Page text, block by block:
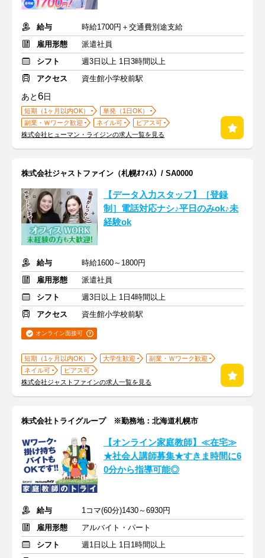
給与
時給1700円＋交通費別途支給
雇用形態
派遣社員
シフト
週3日以上 1日3時間以上
アクセス
資生館小学校前駅
あと6日
短期（1ヶ月以内OK）
単発（1日OK）
副業・Ｗワーク歓迎
ネイル可
ピアス可
株式会社ヒューマン・ライジンの求人一覧を見る
株式会社ジャストファイン（札幌ｵﾌｨｽ）/ SA0000
【データ入力スタッフ】［登録
制］電話対応ナシ♪平日のみok♪未
経験ok
給与
時給1600～1800円
雇用形態
派遣社員
シフト
週3日以上 1日4時間以上
アクセス
資生館小学校前駅
オンライン面接可
短期（1ヶ月以内OK） 大学生歓迎
副業・Ｗワーク歓迎
ネイル可
ピアス可
株式会社ジャストファインの求人一覧を見る
株式会社トライグループ ※勤務地：北海道札幌市
【オンライン家庭教師】≪在宅≫
★社会人講師募集★すきま時間に6
0分から指導可能◎
給与
1コマ(60分)1430～6930円
雇用形態
アルバイト・パート
シフト
週1日以上 1日1時間以上